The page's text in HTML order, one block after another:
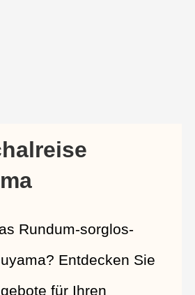
Rundum-sorglos-
Entdecken Sie
für Ihren